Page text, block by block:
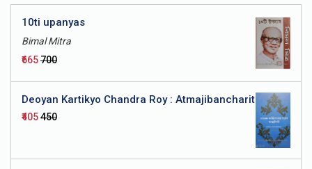
10ti upanyas
Bimal Mitra
₹665₹700
Deoyan Kartikyo Chandra Roy : Atmajibancharit
₹405₹450